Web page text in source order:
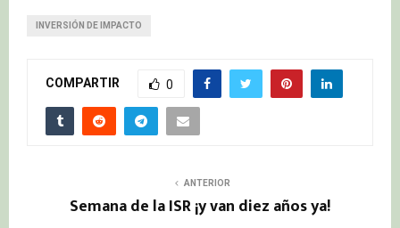
INVERSIÓN DE IMPACTO
COMPARTIR 0
ANTERIOR
Semana de la ISR ¡y van diez años ya!